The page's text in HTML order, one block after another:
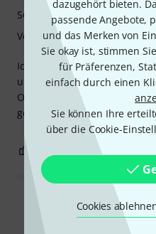
dazugehört bieten.
passende Angebote,
und das Merken von
Sie okay ist, stimmen
für Präferenzen,
einfach durch einen
Sie können Ihre
über die Cookie-
Cookies
Ich setze das Evans an
und erziele damit einen
Obertönen ohne jedes Boing
gewünscht. Bin sehr
Sound
Verarbeitung
Alle